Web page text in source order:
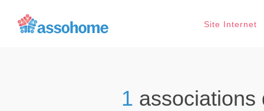
Site Internet
1 associations